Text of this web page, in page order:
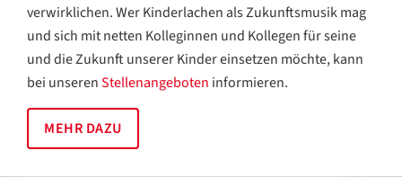
verwirklichen. Wer Kinderlachen als Zukunftsmusik mag
und sich mit netten Kolleginnen und Kollegen für seine
und die Zukunft unserer Kinder einsetzen möchte, kann
bei unserenStellenangeboten informieren.
MEHR DAZU